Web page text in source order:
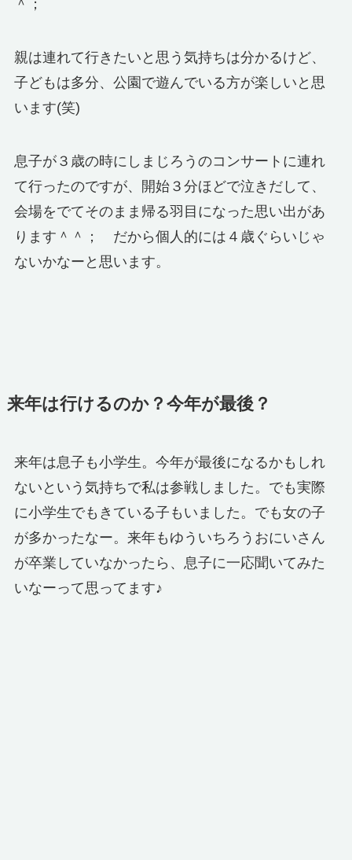
＾；
親は連れて行きたいと思う気持ちは分かるけど、
子どもは多分、公園で遊んでいる方が楽しいと思
います(笑)
息子が３歳の時にしまじろうのコンサートに連れ
て行ったのですが、開始３分ほどで泣きだして、
会場をでてそのまま帰る羽目になった思い出があ
ります＾＾； だから個人的には４歳ぐらいじゃ
ないかなーと思います。
来年は行けるのか？今年が最後？
来年は息子も小学生。今年が最後になるかもしれ
ないという気持ちで私は参戦しました。でも実際
に小学生でもきている子もいました。でも女の子
が多かったなー。来年もゆういちろうおにいさん
が卒業していなかったら、息子に一応聞いてみた
いなーって思ってます♪